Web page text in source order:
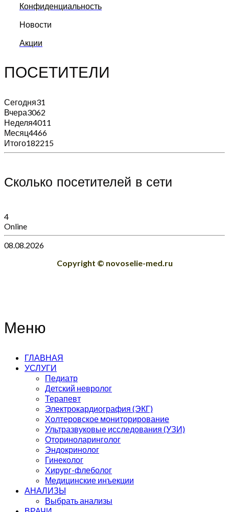
Конфиденциальность
Новости
Акции
ПОСЕТИТЕЛИ
Сегодня31
Вчера3062
Неделя4011
Месяц4466
Итого182215
Сколько посетителей в сети
4
Online
08.08.2026
Copyright © novoselie-med.ru
Меню
ГЛАВНАЯ
УСЛУГИ
Педиатр
Детский невролог
Терапевт
Электрокардиография (ЭКГ)
Холтеровское мониторирование
Ультразвуковые исследования (УЗИ)
Оториноларинголог
Эндокринолог
Гинеколог
Хирург-флеболог
Медицинские инъекции
АНАЛИЗЫ
Выбрать анализы